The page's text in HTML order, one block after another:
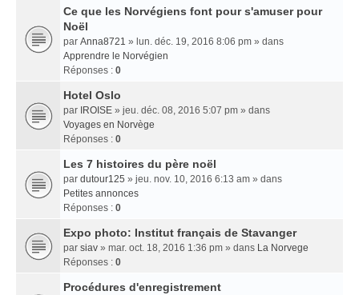
Ce que les Norvégiens font pour s'amuser pour
Noël
par Anna8721 » lun. déc. 19, 2016 8:06 pm » dans
Apprendre le Norvégien
Réponses : 0
Hotel Oslo
par IROISE » jeu. déc. 08, 2016 5:07 pm » dans
Voyages en Norvège
Réponses : 0
Les 7 histoires du père noël
par dutour125 » jeu. nov. 10, 2016 6:13 am » dans
Petites annonces
Réponses : 0
Expo photo: Institut français de Stavanger
par siav » mar. oct. 18, 2016 1:36 pm » dans La Norvege
Réponses : 0
Procédures d'enregistrement